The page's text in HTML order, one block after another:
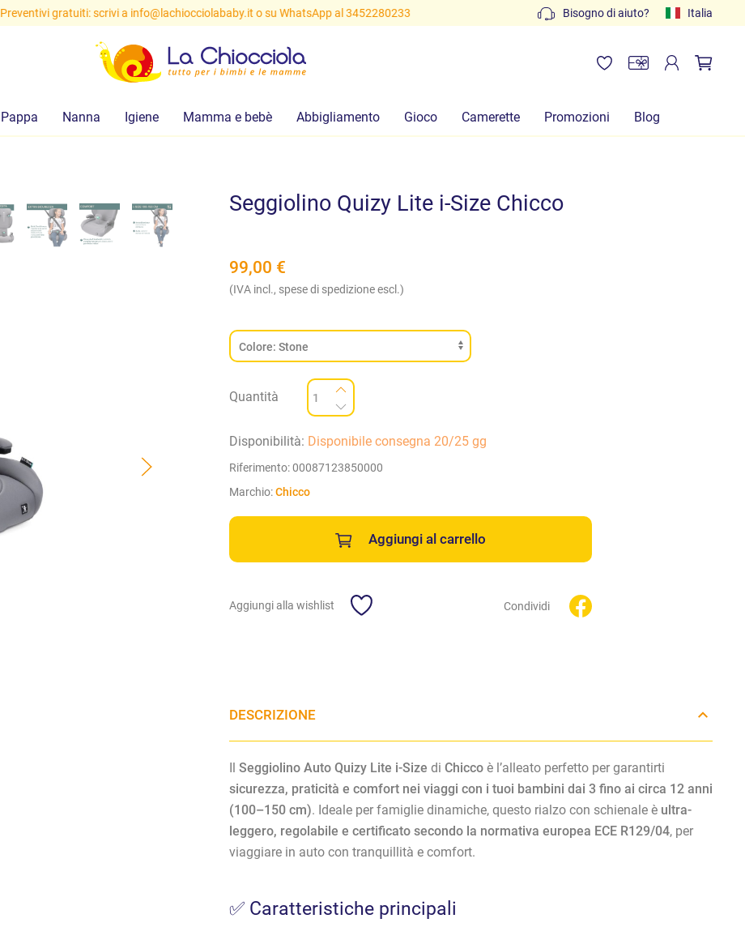
Preventivi gratuiti: scrivi ainfo@lachiocciolababy.ito su WhatsApp al 3452280233 Bisogno di aiuto? Italia
Pappa Nanna Igiene Mamma e bebè Abbigliamento Gioco Camerette Promozioni Blog
Seggiolino Quizy Lite i-Size Chicco
99,00 €
(IVA incl., spese di spedizione escl.)
Quantità
Disponibilità: Disponibile consegna 20/25 gg
Riferimento:00087123850000
Marchio:Chicco
Aggiungi al carrello
Aggiungi alla wishlist Condividi
DESCRIZIONE
Seggiolino Auto Quizy Lite i-Size di Chicco è l’alleato perfetto per garantirti
sicurezza, praticità e comfort nei viaggi con i tuoi bambini dai 3 fino ai circa 12 anni
(100–150 cm). Ideale per famiglie dinamiche, questo rialzo con schienale è ultra-
leggero, regolabile e certificato secondo la normativa europea ECE R129/04, per
viaggiare in auto con tranquillità e comfort.
✅ Caratteristiche principali